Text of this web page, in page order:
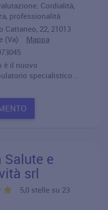
Cordialità,
professionalità
Cattaneo, 22, 21013
(Va) Mappa
è il nuovo
specialistico ..
Salute e
srl
5,0 stelle su 23